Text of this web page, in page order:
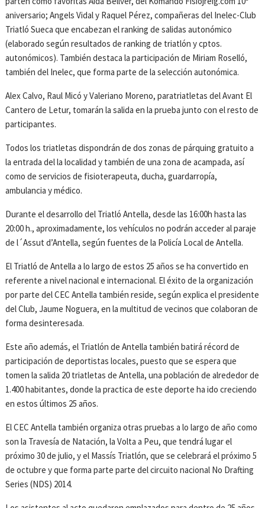
aniversario; Angels Vidal y Raquel Pérez, compañeras del Inelec-Club
Triatló Sueca que encabezan el ranking de salidas autonómico
(elaborado según resultados de ranking de triatlón y cptos.
autonómicos). También destaca la participación de Miriam Roselló,
también del Inelec, que forma parte de la selección autonómica.
Alex Calvo, Raul Micó y Valeriano Moreno, paratriatletas del Avant El
Cantero de Letur, tomarán la salida en la prueba junto con el resto de
participantes.
Todos los triatletas dispondrán de dos zonas de párquing gratuito a
la entrada del la localidad y también de una zona de acampada, así
como de servicios de fisioterapeuta, ducha, guardarropía,
ambulancia y médico.
Durante el desarrollo del Triatló Antella, desde las 16:00h hasta las
20:00 h., aproximadamente, los vehículos no podrán acceder al paraje
de l´Assut d’Antella, según fuentes de la Policía Local de Antella.
El Triatló de Antella a lo largo de estos 25 años se ha convertido en
referente a nivel nacional e internacional. El éxito de la organización
por parte del CEC Antella también reside, según explica el presidente
del Club, Jaume Noguera, en la multitud de vecinos que colaboran de
forma desinteresada.
Este año además, el Triatlón de Antella también batirá récord de
participación de deportistas locales, puesto que se espera que
tomen la salida 20 triatletas de Antella, una población de alrededor de
1.400 habitantes, donde la practica de este deporte ha ido creciendo
en estos últimos 25 años.
El CEC Antella también organiza otras pruebas a lo largo de año como
son la Travesía de Natación, la Volta a Peu, que tendrá lugar el
próximo 30 de julio, y el Massís Triatlón, que se celebrará el próximo 5
de octubre y que forma parte parte del circuito nacional No Drafting
Series (NDS) 2014.